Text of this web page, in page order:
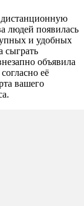
дистанционную
людей появилась
и удобных
сыграть
объявила
её
вашего